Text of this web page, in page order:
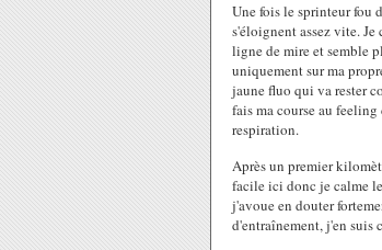
Une fois le sprinteur fou
s'éloignent assez vite. Je
ligne de mire et semble
uniquement sur ma
jaune fluo qui va rester
fais ma course au
respiration.
Après un premier
facile ici donc je calme
j'avoue en douter
d'entraînement, j'en suis